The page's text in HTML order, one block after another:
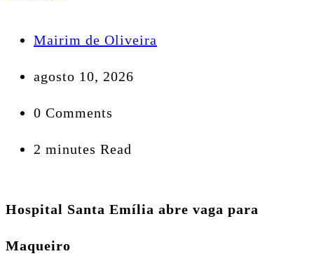
Mairim de Oliveira
agosto 10, 2026
0 Comments
2 minutes Read
Hospital Santa Emília abre vaga para
Maqueiro